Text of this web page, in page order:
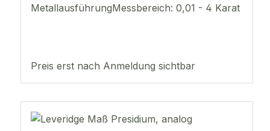
MetallausführungMessbereich: 0,01 - 4 Karat
Preis erst nach Anmeldung sichtbar